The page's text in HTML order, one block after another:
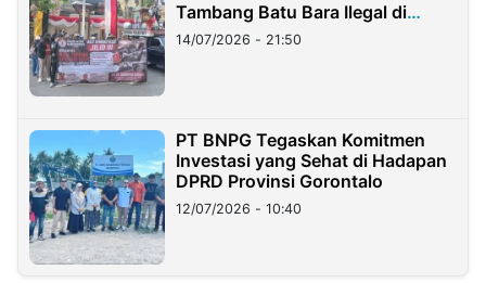
Tambang Batu Bara Ilegal di
Lampung
14/07/2026 - 21:50
PT BNPG Tegaskan Komitmen
Investasi yang Sehat di Hadapan
DPRD Provinsi Gorontalo
12/07/2026 - 10:40